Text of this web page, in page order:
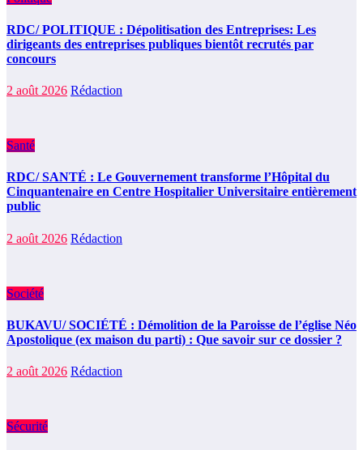
RDC/ POLITIQUE : Dépolitisation des Entreprises: Les
dirigeants des entreprises publiques bientôt recrutés par
concours
2 août 2026 Rédaction
Santé
RDC/ SANTÉ : Le Gouvernement transforme l’Hôpital du
Cinquantenaire en Centre Hospitalier Universitaire entièrement
public
2 août 2026 Rédaction
Société
BUKAVU/ SOCIÉTÉ : Démolition de la Paroisse de l’église Néo
Apostolique (ex maison du parti) : Que savoir sur ce dossier ?
2 août 2026 Rédaction
Sécurité